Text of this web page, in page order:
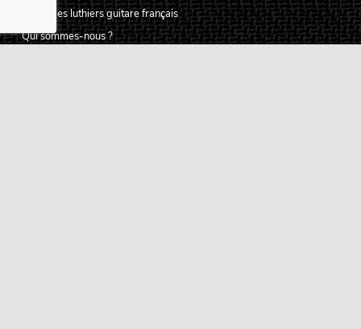
Carte des luthiers guitare français
Qui sommes-nous ?